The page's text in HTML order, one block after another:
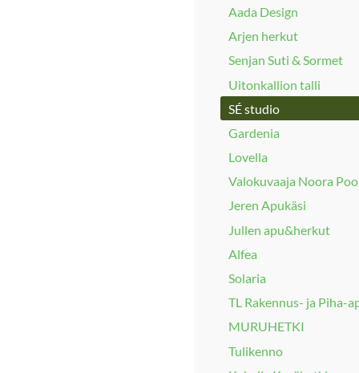
Aada Design
Arjen herkut
Senjan Suti & Sormet
Uitonkallion talli
SÉ studio
Gardenia
Lovella
Valokuvaaja Noora
Jeren Apukäsi
Jullen apu&herkut
Alfea
Solaria
TL Rakennus- ja Piha-
MURUHETKI
Tulikenno